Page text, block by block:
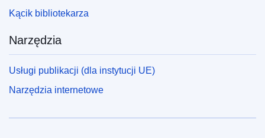
Kącik bibliotekarza
Narzędzia
Usługi publikacji (dla instytucji UE)
Narzędzia internetowe